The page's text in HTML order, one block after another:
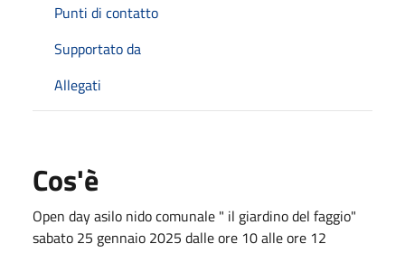
Punti di contatto
Supportato da
Allegati
Cos'è
Open day asilo nido comunale " il giardino del faggio"
sabato 25 gennaio 2025 dalle ore 10 alle ore 12